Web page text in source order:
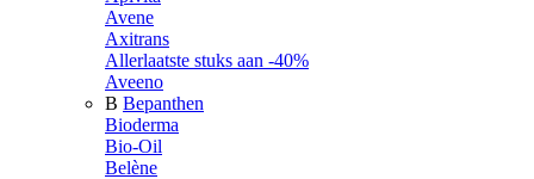
Avene
Axitrans
Allerlaatste stuks aan -40%
Aveeno
B Bepanthen
Bioderma
Bio-Oil
Belène